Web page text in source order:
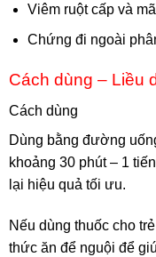
Viêm ruột cấp và
Chứng đi ngoài
Cách dùng – Liều
Cách dùng
Dùng bằng đường
khoảng 30 phút – 1
lại hiệu quả tối ưu.
Nếu dùng thuốc cho
thức ăn để nguội để